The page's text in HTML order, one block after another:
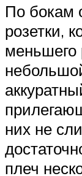
По бокам
розетки,
меньшего
них не
плеч